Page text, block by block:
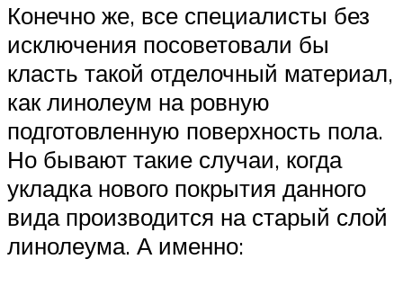
Конечно же, все специалисты без
исключения посоветовали бы
класть такой отделочный материал,
как линолеум на ровную
подготовленную поверхность пола.
Но бывают такие случаи, когда
укладка нового покрытия данного
вида производится на старый слой
линолеума. А именно: